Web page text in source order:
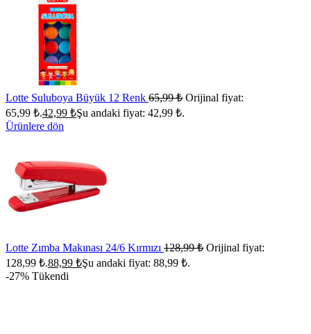
Lotte Suluboya Büyük 12 Renk 65,99₺ Orijinal fiyat:
65,99 ₺.42,99 ₺Şu andaki fiyat: 42,99 ₺.
Ürünlere dön
Lotte Zımba Makınası 24/6 Kırmızı 128,99₺ Orijinal fiyat:
128,99 ₺.88,99 ₺Şu andaki fiyat: 88,99 ₺.
-27% Tükendi